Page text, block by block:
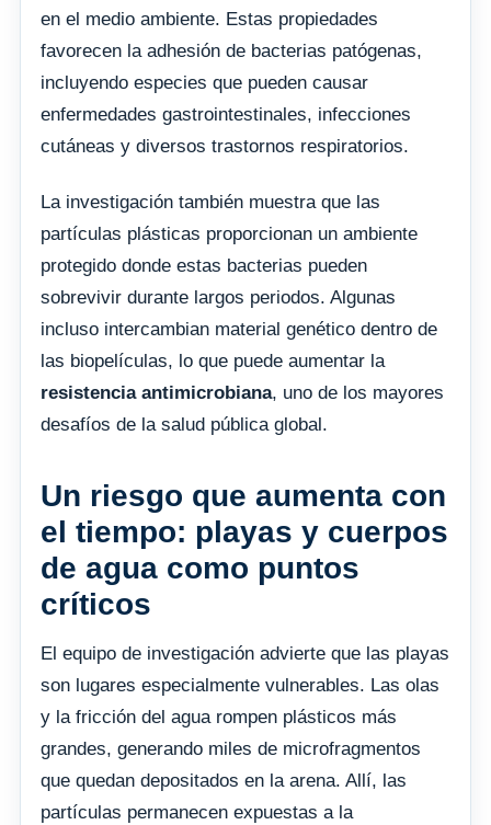
en el medio ambiente. Estas propiedades
favorecen la adhesión de bacterias patógenas,
incluyendo especies que pueden causar
enfermedades gastrointestinales, infecciones
cutáneas y diversos trastornos respiratorios.
La investigación también muestra que las
partículas plásticas proporcionan un ambiente
protegido donde estas bacterias pueden
sobrevivir durante largos periodos. Algunas
incluso intercambian material genético dentro de
las biopelículas, lo que puede aumentar la
resistencia antimicrobiana, uno de los mayores
desafíos de la salud pública global.
Un riesgo que aumenta con
el tiempo: playas y cuerpos
de agua como puntos
críticos
El equipo de investigación advierte que las playas
son lugares especialmente vulnerables. Las olas
y la fricción del agua rompen plásticos más
grandes, generando miles de microfragmentos
que quedan depositados en la arena. Allí, las
partículas permanecen expuestas a la